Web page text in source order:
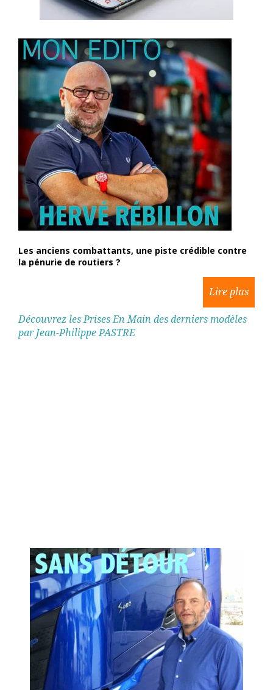
Les anciens combattants, une piste crédible contre
la pénurie de routiers ?
Découvrez les Prises En Main des derniers modèles
par Jean-Philippe PASTRE